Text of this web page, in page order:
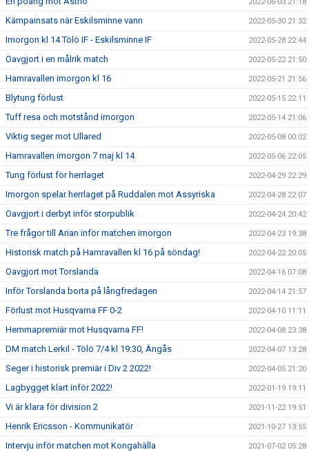
Kämpainsats när Eskilsminne vann 2022-05-30 21:32
Imorgon kl 14 Tölö IF - Eskilsminne IF 2022-05-28 22:44
Oavgjort i en målrik match 2022-05-22 21:50
Hamravallen imorgon kl 16 2022-05-21 21:56
Blytung förlust 2022-05-15 22:11
Tuff resa och motstånd imorgon 2022-05-14 21:06
Viktig seger mot Ullared 2022-05-08 00:02
Hamravallen imorgon 7 maj kl 14 2022-05-06 22:05
Tung förlust för herrlaget 2022-04-29 22:29
Imorgon spelar herrlaget på Ruddalen mot Assyriska 2022-04-28 22:07
Oavgjort i derbyt inför storpublik 2022-04-24 20:42
Tre frågor till Arian inför matchen imorgon 2022-04-23 19:38
Historisk match på Hamravallen kl 16 på söndag! 2022-04-22 20:05
Oavgjort mot Torslanda 2022-04-16 07:08
Inför Torslanda borta på långfredagen 2022-04-14 21:57
Förlust mot Husqvarna FF 0-2 2022-04-10 11:11
Hemmapremiär mot Husqvarna FF! 2022-04-08 23:38
DM match Lerkil - Tölö 7/4 kl 19:30, Ängås 2022-04-07 13:28
Seger i historisk premiär i Div 2 2022! 2022-04-05 21:20
Lagbygget klart inför 2022! 2022-01-19 19:11
Vi är klara för division 2 2021-11-22 19:51
Henrik Ericsson - Kommunikatör 2021-10-27 13:55
Intervju inför matchen mot Kongahälla 2021-07-02 05:28